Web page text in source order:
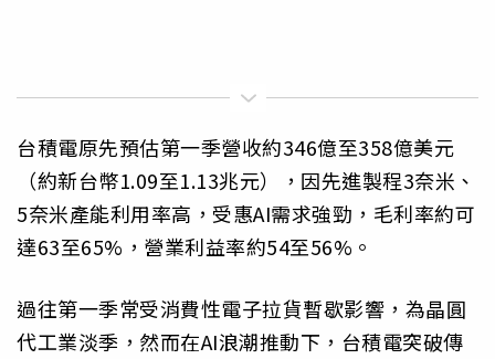
台積電原先預估第一季營收約346億至358億美元
（約新台幣1.09至1.13兆元），因先進製程3奈米、
5奈米產能利用率高，受惠AI需求強勁，毛利率約可
達63至65%，營業利益率約54至56%。
過往第一季常受消費性電子拉貨暫歇影響，為晶圓
代工業淡季，然而在AI浪潮推動下，台積電突破傳